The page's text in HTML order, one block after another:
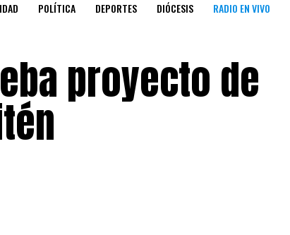
POLÍTICA DEPORTES DIÓCESIS RADIO EN VIVO
proyecto de